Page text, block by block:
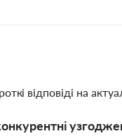
відповіді на